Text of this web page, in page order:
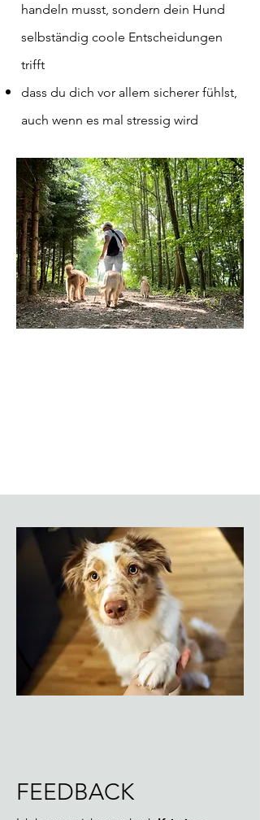
handeln musst, sondern dein Hund
selbständig coole Entscheidungen
trifft
dass du dich vor allem sicherer fühlst,
auch wenn es mal stressig wird
FEEDBACK